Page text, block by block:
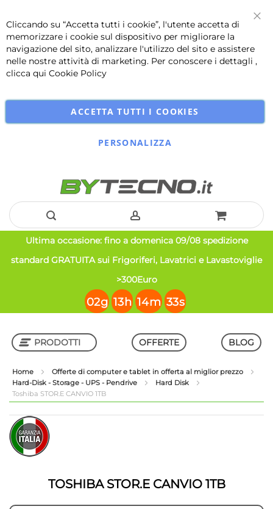
Cliccando su “Accetta tutti i cookie”, l'utente accetta di
memorizzare i cookie sul dispositivo per migliorare la
navigazione del sito, analizzare l'utilizzo del sito e assistere
nelle nostre attività di marketing. Per conoscere i dettagli ,
clicca qui Cookie Policy
ACCETTA TUTTI I COOKIES
PERSONALIZZA
Salta
al
Ultima occasione: fino a domenica 09/08 spedizione
standard GRATUITA sui Frigoriferi, Lavatrici e Lavastoviglie
>300Euro
02g 13h 14m 32s
PRODOTTI
Shop in Shop
OFFERTE BLOG
Home
Offerte di computer e tablet in offerta al miglior prezzo
Hard-Disk - Storage - UPS - Pendrive
Hard Disk
Toshiba STOR.E CANVIO 1TB
Vai
alla
fine
della
Vai
all'inizio
della
galleria
immaginiTOSHIBA STOR.E CANVIO 1TB